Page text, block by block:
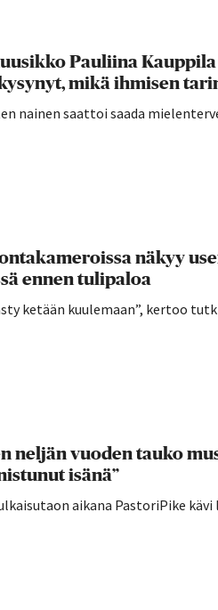
Pauliina
mikä ihmisen
nainen saattoi saada
näkyy
ennen tulipaloa
ketään kuulemaan”, kertoo
neljän vuoden tauko
isänä”
aikana PastoriPike